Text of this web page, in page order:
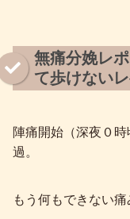
無痛分娩レ
て歩けない
陣痛開始（深夜０
過。
もう何もできない痛